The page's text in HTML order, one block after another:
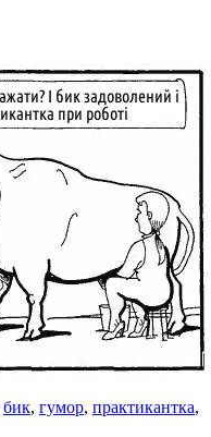
бик, гумор, практикантка,